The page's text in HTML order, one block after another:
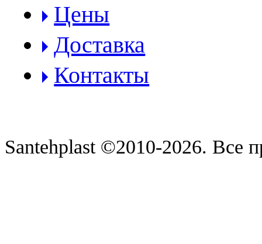
Цены
Доставка
Контакты
Santehplast ©2010-2026. Все